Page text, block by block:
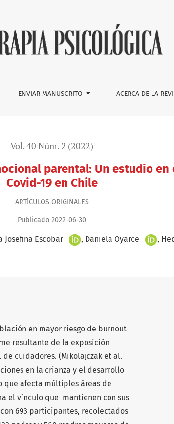
en contexto de pandemia por Covid-19 en
ENVIAR MANUSCRITO ACERCA DE LA
Vol. 40 Núm. 2 (2022)
parental: Un estudio
Covid-19 en Chile
ARTÍ­CULOS ORIGINALES
Publicado 2022-06-30
Josefina Escobar Daniela Oyarce
en mayor riesgo de burnout
resultante de la exposición
cuidadores. (Mikolajczak et al.
en la crianza y el desarrollo
que afecta múltiples áreas de
el vínculo que mantienen con sus
693 participantes, recolectados